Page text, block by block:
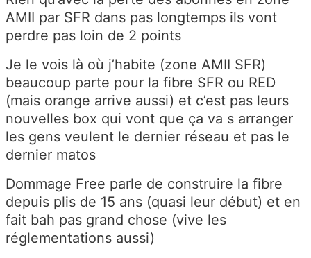
AMII par SFR dans pas longtemps ils vont
perdre pas loin de 2 points
Je le vois là où j’habite (zone AMII SFR)
beaucoup parte pour la fibre SFR ou RED
(mais orange arrive aussi) et c’est pas leurs
nouvelles box qui vont que ça va s arranger
les gens veulent le dernier réseau et pas le
dernier matos
Dommage Free parle de construire la fibre
depuis plis de 15 ans (quasi leur début) et en
fait bah pas grand chose (vive les
réglementations aussi)